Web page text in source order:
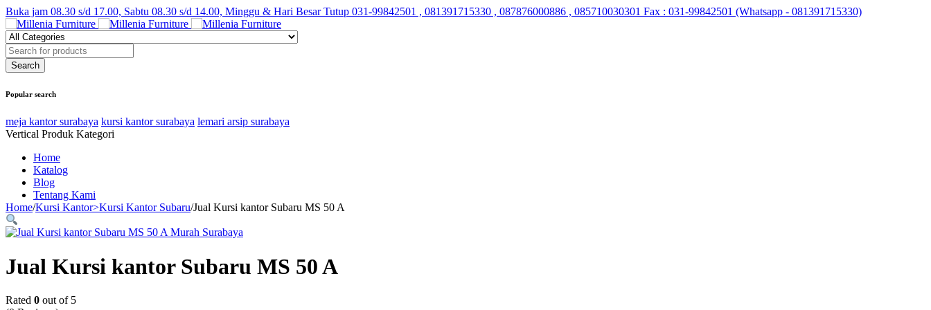
Buka jam 08.30 s/d 17.00, Sabtu 08.30 s/d 14.00, Minggu & Hari Besar Tutup 031-99842501 , 081391715330 , 087876000886 , 085710030301 Fax : 031-99842501 (Whatsapp - 081391715330)
Popular search
meja kantor surabaya kursi kantor surabaya lemari arsip surabaya
Vertical Produk Kategori
Home
Katalog
Blog
Tentang Kami
Home/Kursi Kantor>Kursi Kantor Subaru/Jual Kursi kantor Subaru MS 50 A
Jual Kursi kantor Subaru MS 50 A
Rated 0 out of 5